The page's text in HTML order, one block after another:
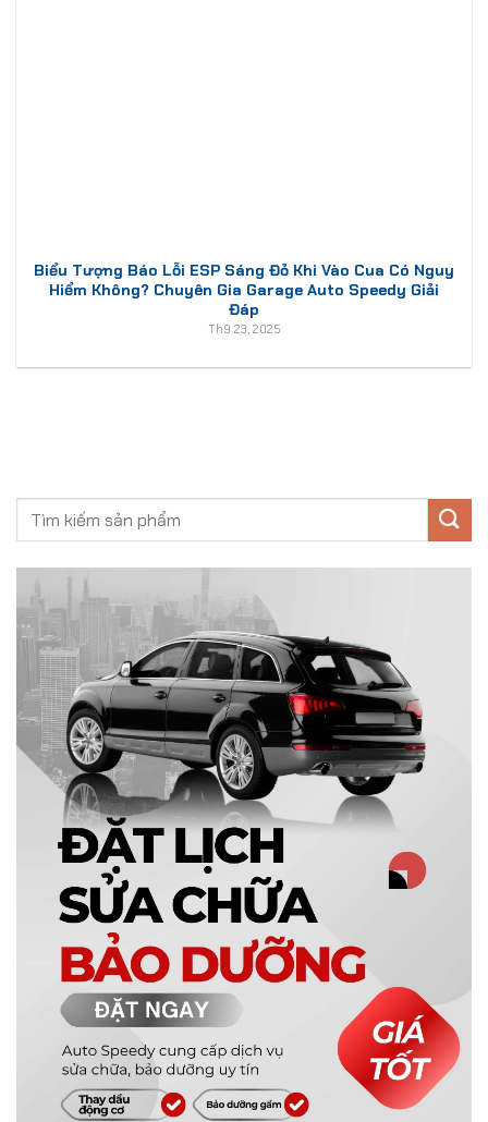
Biểu Tượng Báo Lỗi ESP Sáng Đỏ Khi Vào Cua Có Nguy
Hiểm Không? Chuyên Gia Garage Auto Speedy Giải
Đáp
Th9 23, 2025